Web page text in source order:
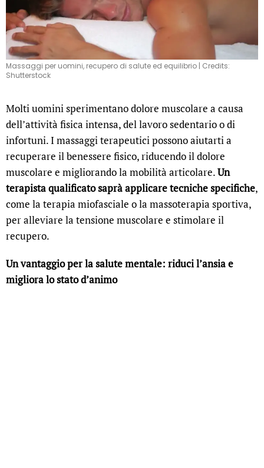
Massaggi per uomini, recupero di salute ed equilibrio | Credits:
Shutterstock
Molti uomini sperimentano dolore muscolare a causa
dell’attività fisica intensa, del lavoro sedentario o di
infortuni. I massaggi terapeutici possono aiutarti a
recuperare il benessere fisico, riducendo il dolore
muscolare e migliorando la mobilità articolare.Un
terapista qualificato saprà applicare tecniche specifiche,
come la terapia miofasciale o la massoterapia sportiva,
per alleviare la tensione muscolare e stimolare il
recupero.
Un vantaggio per la salute mentale: riduci l’ansia e
migliora lo stato d’animo